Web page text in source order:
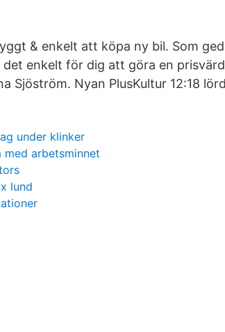
& enkelt att köpa ny bil. Som
enkelt för dig att göra en
Sjöström. Nyan PlusKultur 12:18
under klinker
med arbetsminnet
lund